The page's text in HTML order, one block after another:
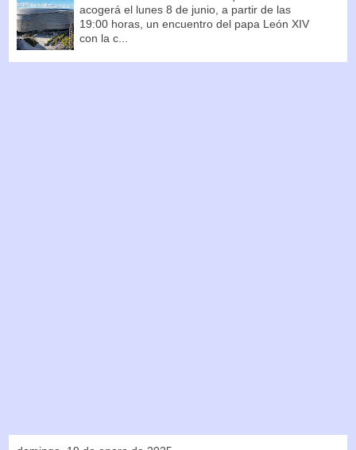
acogerá el lunes 8 de junio, a partir de las
19:00 horas, un encuentro del papa León XIV
con la c...